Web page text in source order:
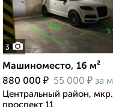
3
Машиноместо, 16 м²
880 000 ₽ 55 000 ₽ за
Центральный район,
проспект 11